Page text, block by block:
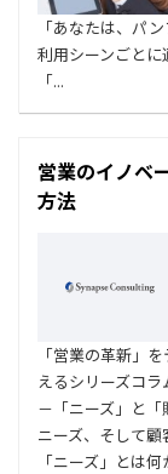
「あなたは、パ
利用シーンごと
「...
営業のイノベ
方法
「営業の革新」
えるシリーズコ
－「ニーズ」と「
ニーズ、そして
「ニーズ」とは